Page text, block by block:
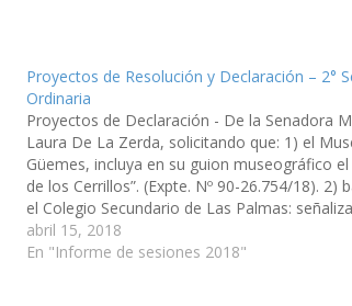
Proyectos de Resolución y Declaración – 2°
Ordinaria
Proyectos de Declaración - De la Senadora
Laura De La Zerda, solicitando que: 1) el
Güemes, incluya en su guion museográfico el
de los Cerrillos”. (Expte. Nº 90-26.754/18). 2)
el Colegio Secundario de Las Palmas:
demarcación, y la construcción de reductores
velocidad.…
abril 15, 2018
En "Informe de sesiones 2018"